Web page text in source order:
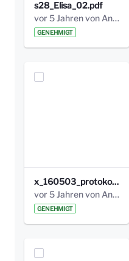
s28_Elisa_02.pdf
vor 5 Jahren von Anni Schlumberger
GENEHMIGT
x_160503_protokoll_infoabend.pdf
vor 5 Jahren von Anni Schlumberger
GENEHMIGT